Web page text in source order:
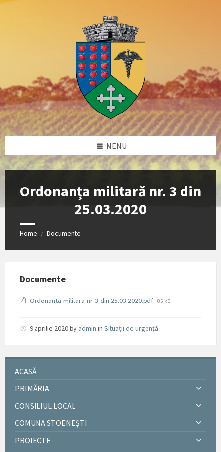
Skip
Skip
Skip
Skip
MENU
Ordonanța militară nr. 3 din
25.03.2020
Home / Documente
Documente
Ordonanta-militara-nr-3-din-25.03.2020.pdf File
85 kB
9 aprilie 2020by admin in Situații de urgență
ACASĂ
PRIMĂRIA
CONSILIUL LOCAL
COMUNA STOENEȘTI
PROIECTE